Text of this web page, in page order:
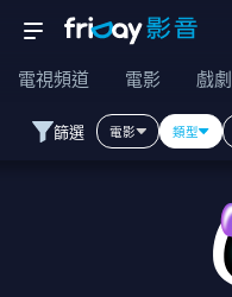
電視頻道 電影 戲劇
篩選 電影 類型